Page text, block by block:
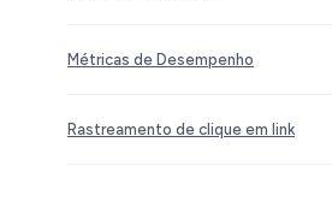
Métricas de Desempenho
Rastreamento de clique em link